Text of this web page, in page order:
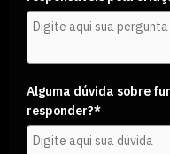
Alguma dúvida sobre
responder?*